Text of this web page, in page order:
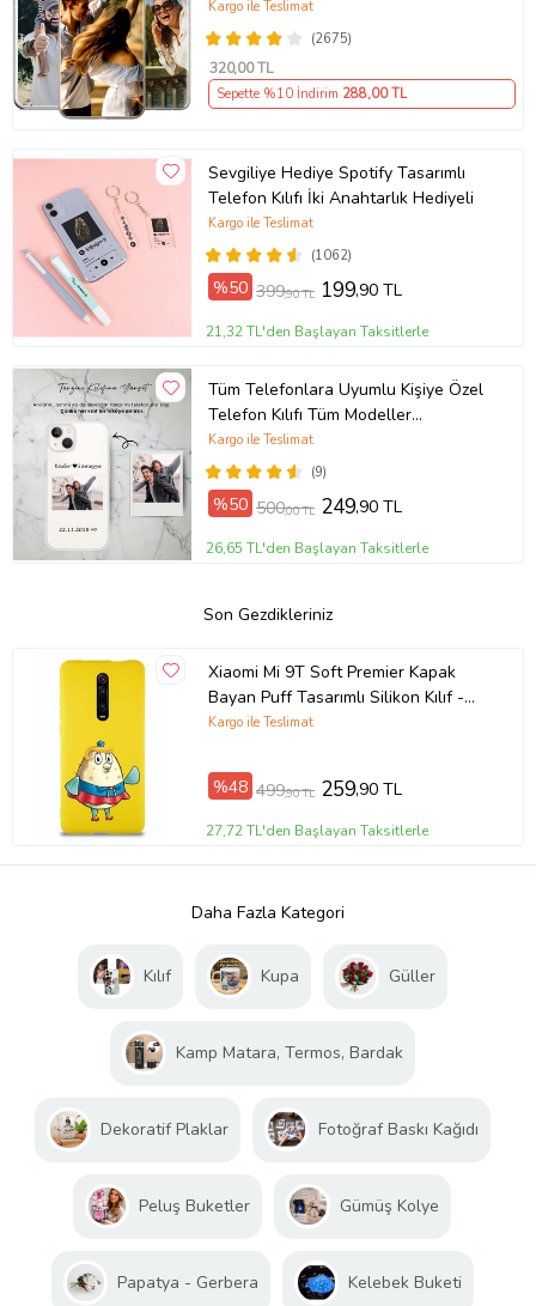
(Telefon Modelleri Açıklamada)
(2675)
Kargo ile Teslimat
320,00 TL
Sepette %10 İndirim 288,00 TL
Sevgiliye Hediye Spotify Tasarımlı
Telefon Kılıfı İki Anahtarlık Hediyeli
(1062)
Kargo ile Teslimat
%50 399,90 TL 199,90 TL
21,32 TL'den Başlayan Taksitlerle
Tüm Telefonlara Uyumlu Kişiye Özel
Telefon Kılıfı Tüm Modeller
Açıklamada
(9)
Kargo ile Teslimat
%50 500,00 TL 249,90 TL
26,65 TL'den Başlayan Taksitlerle
Son Gezdikleriniz
Xiaomi Mi 9T Soft Premier Kapak
Bayan Puff Tasarımlı Silikon Kılıf -
Sarı (Şeffaf)
Kargo ile Teslimat
%48 499,90 TL 259,90 TL
27,72 TL'den Başlayan Taksitlerle
Daha Fazla Kategori
Kılıf Kupa Güller
Kamp Matara, Termos, Bardak
Dekoratif Plaklar Fotoğraf Baskı Kağıdı
Peluş Buketler Gümüş Kolye
Papatya - Gerbera Kelebek Buketi